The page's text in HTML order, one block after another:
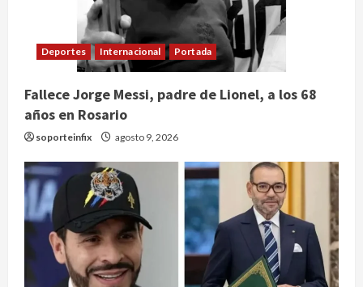
Deportes Internacional Portada
Fallece Jorge Messi, padre de Lionel, a los 68
años en Rosario
soporteinfix agosto 9, 2026